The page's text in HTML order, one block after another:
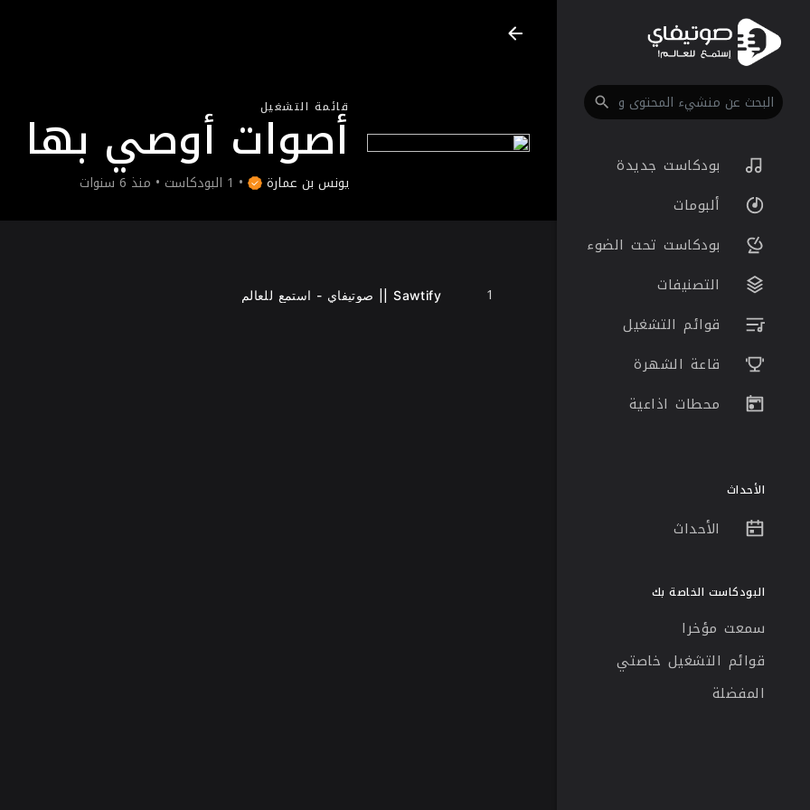
بودكاست جديدة
ألبومات
بودكاست تحت الضوء
التصنيفات
قوائم التشغيل
قاعة الشهرة
محطات اذاعية
الأحداث
الأحداث
البودكاست الخاصة بك
سمعت مؤخرا
قوائم التشغيل خاصتي
المفضلة
قائمة التشغيل
أصوات أوصي بها
يونس بن عمارة • 1 البودكاست • منذ 6 سنوات
1 Sawtify || صوتيفاي - استمع للعالم